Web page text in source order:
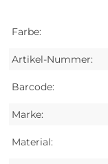
Farbe:
Artikel-Nummer:
Barcode:
Marke:
Material: